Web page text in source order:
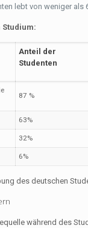
lebt von weniger als
Studium:
Anteil der
Studenten
87 %
63%
32%
6%
des deutschen
während des